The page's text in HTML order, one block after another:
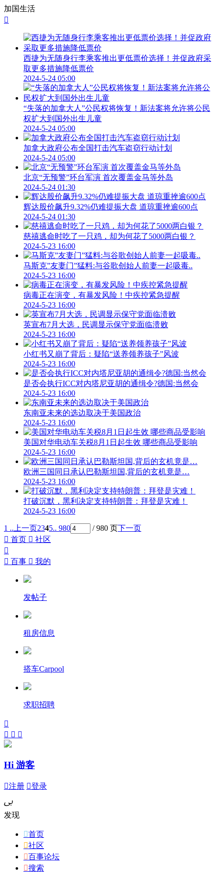
加国生活

西捷为无随身行李乘客推出更低票价选择！并促政府采
取更多措施降低票价
2024-5-24 05:00
“失落的加拿大人”公民权将恢复！新法案将允许将公民
权扩大到国外出生儿童
2024-5-24 05:00
加拿大政府公布全国打击汽车盗窃行动计划
2024-5-24 05:00
北京“无预警”环台军演 首次覆盖金马等外岛
2024-5-24 01:30
辉达股价飙升9.32%仍难提振大盘 道琼重挫逾600点
2024-5-24 01:30
慈禧逃命时吃了一只鸡，却为何花了5000两白银？
2024-5-23 16:00
马斯克”友妻门”猛料:与谷歌创始人前妻一起吸毒..
2024-5-23 16:00
病毒正在演变，有暴发风险！中疾控紧急提醒
2024-5-23 16:00
英宣布7月大选，民调显示保守党面临溃败
2024-5-23 16:00
小红书又崩了背后：疑陷“送养领养孩子”风波
2024-5-23 16:00
是否会执行ICC对内塔尼亚胡的通缉令?德国:当然会
2024-5-23 16:00
东南亚未来的选边取决于美国政治
2024-5-23 16:00
美国对华电动车关税8月1日起生效 哪些商品受影响
2024-5-23 16:00
欧洲三国同日承认巴勒斯坦国,背后的玄机竟是…
2024-5-23 16:00
打破沉默，黑利决定支持特朗普：拜登是灾难！
2024-5-23 16:00
1 .. 上一页2345.. 980 / 980 页下一页
 首页  社区

 百事  我的
发帖子
租房信息
搭车Carpool
求职招聘

  
Hi 游客
注册 登录
ﰉ
发现
首页
社区
百事论坛
搜索